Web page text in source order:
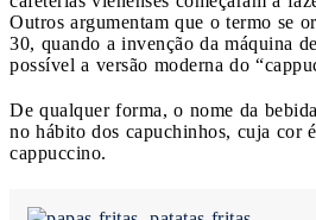
Outros argumentam que o termo se
30, quando a invenção da máquina
possível a versão moderna do
De qualquer forma, o nome da
no hábito dos capuchinhos, cuja cor
cappuccino.